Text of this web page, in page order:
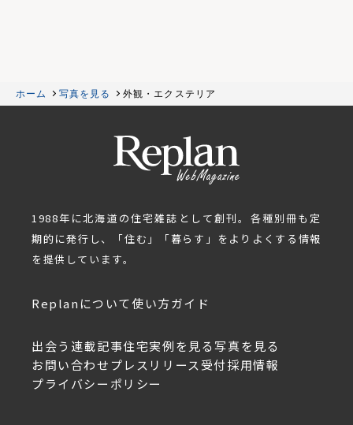
ホーム 写真を見る 外観・エクステリア
1988年に北海道の住宅雑誌として創刊。各種別冊も定
期的に発行し、「住む」「暮らす」をよりよくする情報
を提供しています。
Replanについて使い方ガイド
出会う 連載記事住宅実例を見る写真を見る
お問い合わせ プレスリリース受付採用情報
プライバシーポリシー